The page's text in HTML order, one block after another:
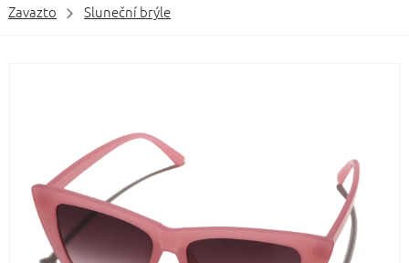
Zavazto Sluneční brýle